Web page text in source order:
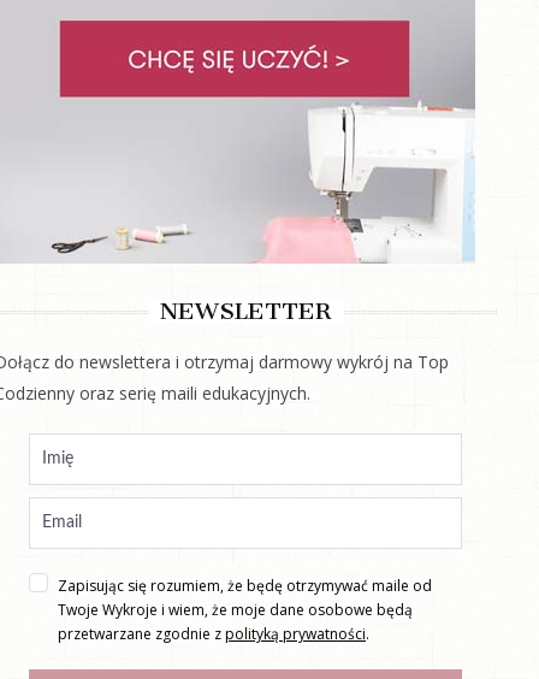
NEWSLETTER
do newslettera i otrzymaj darmowy wykrój na Top
oraz serię maili edukacyjnych.
Zapisując się rozumiem, że będę otrzymywać maile od
Twoje Wykroje i wiem, że moje dane osobowe będą
przetwarzane zgodnie zpolityką prywatności.